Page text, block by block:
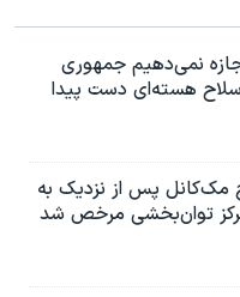
نمی‌دهیم جمهوری
هسته‌ای دست پیدا
مک‌کانل پس از نزدیک به
توان‌بخشی مرخص شد